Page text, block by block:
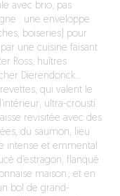
avec brio, pas
: une enveloppe
boiseries) pour
une cuisine faisant
Ross, huîtres
Dierendonck…
qui valent le
ultra-crousti
revisitée avec des
du saumon, lieu
intense et emmental
d’estragon, flanqué
maison ; et en
bol de grand-